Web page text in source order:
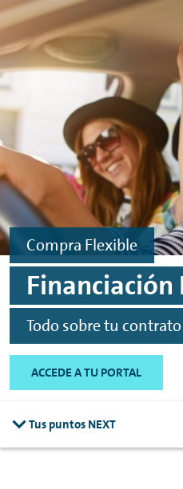
Ir al contenido principal
Ir al footer
Compra Flexible
Financiación
Todo sobre tu
ACCEDE A TU PORTAL
Tus puntos NEXT